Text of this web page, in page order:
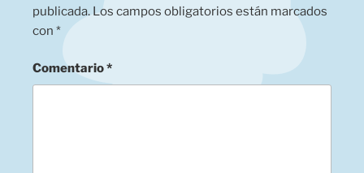
publicada. Los campos obligatorios están marcados
con *
Comentario*